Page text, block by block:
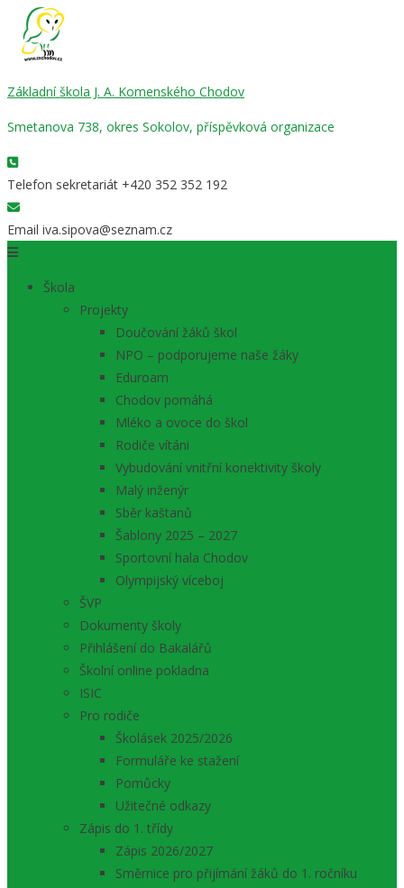
Základní škola J. A. Komenského Chodov
Smetanova 738, okres Sokolov, příspěvková organizace
Telefon sekretariát +420 352 352 192
Email iva.sipova@seznam.cz
Škola
Projekty
Doučování žáků škol
NPO – podporujeme naše žáky
Eduroam
Chodov pomáhá
Mléko a ovoce do škol
Rodiče vítáni
Vybudování vnitřní konektivity školy
Malý inženýr
Sběr kaštanů
Šablony 2025 – 2027
Sportovní hala Chodov
Olympijský víceboj
ŠVP
Dokumenty školy
Přihlášení do Bakalářů
Školní online pokladna
ISIC
Pro rodiče
Školásek 2025/2026
Formuláře ke stažení
Pomůcky
Užitečné odkazy
Zápis do 1. třídy
Zápis 2026/2027
Směrnice pro přijímání žáků do 1. ročníku